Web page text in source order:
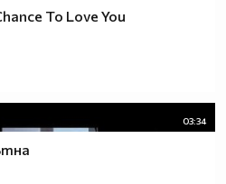
To Love You
03:34